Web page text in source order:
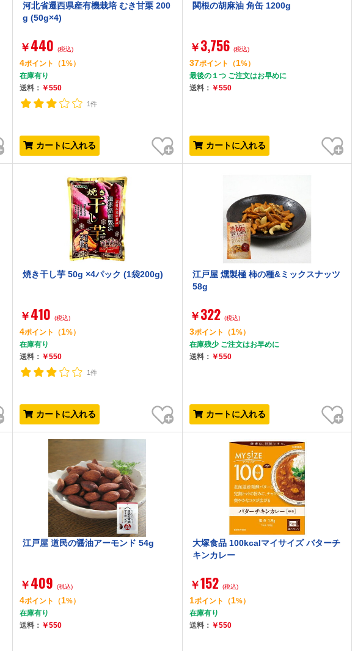
河北省遷西県産有機栽培 むき甘栗 200
g (50g×4)
￥ 440 (税込)
4ポイント （1%）
在庫有り
送料： ￥550
1件
カートに入れる
お気に入り
関根の胡麻油 角缶 1200g
￥ 3,756 (税込)
37ポイント （1%）
最後の１つ ご注文はお早めに
送料： ￥550
カートに入れる
お気に入り
焼き干し芋 50g ×4パック (1袋200g)
￥ 410 (税込)
4ポイント （1%）
在庫有り
送料： ￥550
1件
カートに入れる
お気に入り
江戸屋 燻製極 柿の種&ミックスナッツ
58g
￥ 322 (税込)
3ポイント （1%）
在庫残少 ご注文はお早めに
送料： ￥550
カートに入れる
お気に入り
江戸屋 道民の醤油アーモンド 54g
￥ 409 (税込)
4ポイント （1%）
在庫有り
送料： ￥550
大塚食品 100kcalマイサイズ バターチ
キンカレー
￥152 (税込)
1ポイント （1%）
在庫有り
送料： ￥550